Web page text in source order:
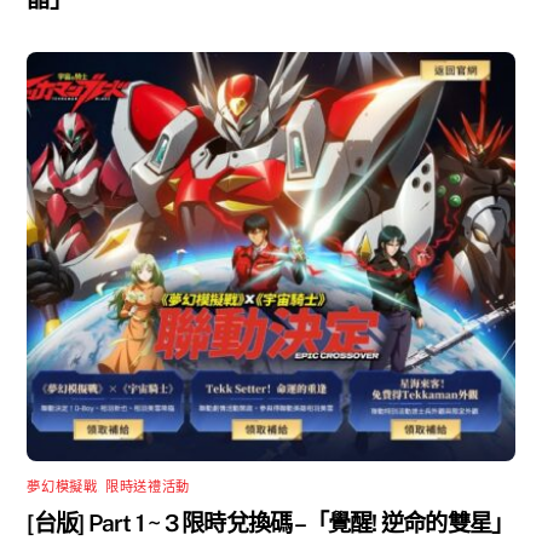
夢幻模擬戰 限時送禮活動
[台版] Part 1 ~ 3 限時兌換碼 –「覺醒! 逆命的雙星」